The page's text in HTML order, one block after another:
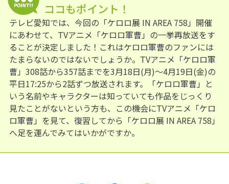
ココもポイント！
テレビ愛知では、今回の「ケロロ展 IN AREA 758」開催
にあわせて、TVアニメ「ケロロ軍曹」の一挙再放送をす
ることが決定しました！これはケロロ軍曹のファンには
たまらないのではないでしょうか。TVアニメ「ケロロ軍
曹」308話から357話までを3月18日(月)～4月19日(金)の
平日17:25から2話ずつ放送されます。「ケロロ軍曹」と
いう名前やキャラクターは知っていても作品をじっくり
見たことがないという方も、この機会にTVアニメ「ケロ
ロ軍曹」を見て、復習してから「ケロロ展 IN AREA 758」
へ足を運んでみてはいかがですか。